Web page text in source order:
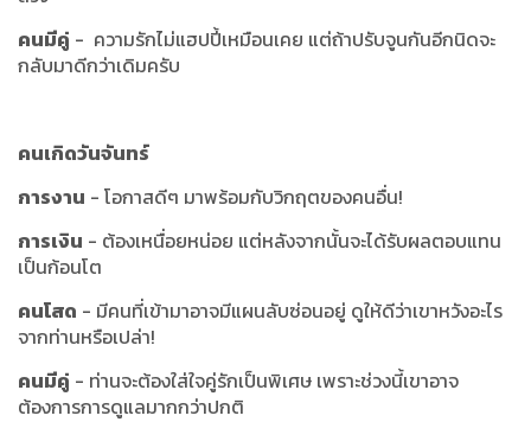
คนมีคู่ - ความรักไม่แฮปปี้เหมือนเคย แต่ถ้าปรับจูนกันอีกนิดจะ
กลับมาดีกว่าเดิมครับ
คนเกิดวันจันทร์
การงาน - โอกาสดีๆ มาพร้อมกับวิกฤตของคนอื่น!
การเงิน - ต้องเหนื่อยหน่อย แต่หลังจากนั้นจะได้รับผลตอบแทน
เป็นก้อนโต
คนโสด - มีคนที่เข้ามาอาจมีแผนลับซ่อนอยู่ ดูให้ดีว่าเขาหวังอะไร
จากท่านหรือเปล่า!
คนมีคู่ - ท่านจะต้องใส่ใจคู่รักเป็นพิเศษ เพราะช่วงนี้เขาอาจ
ต้องการการดูแลมากกว่าปกติ